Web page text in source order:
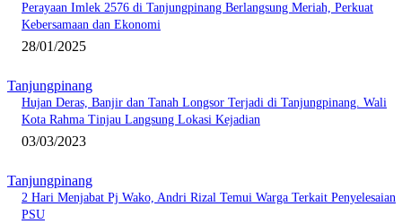
Perayaan Imlek 2576 di Tanjungpinang Berlangsung Meriah, Perkuat
Kebersamaan dan Ekonomi
28/01/2025
Tanjungpinang
Hujan Deras, Banjir dan Tanah Longsor Terjadi di Tanjungpinang. Wali
Kota Rahma Tinjau Langsung Lokasi Kejadian
03/03/2023
Tanjungpinang
2 Hari Menjabat Pj Wako, Andri Rizal Temui Warga Terkait Penyelesaian
PSU